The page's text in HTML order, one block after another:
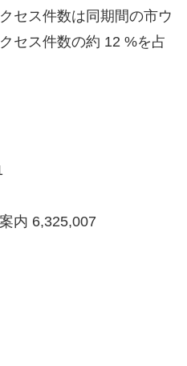
セス件数は同期間の市ウ
セス件数の約 12 %を占
内 6,325,007